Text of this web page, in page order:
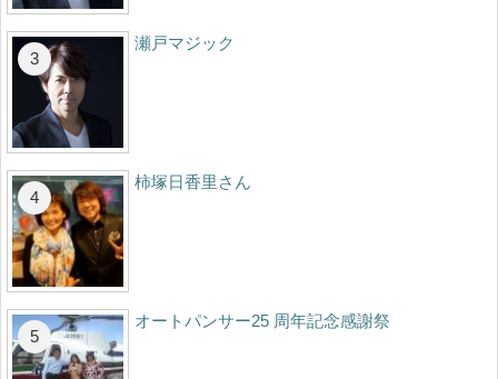
瀬戸マジック
柿塚日香里さん
オートパンサー25 周年記念感謝祭